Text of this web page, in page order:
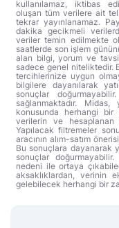
kullanılamaz, iktibas
oluşan tüm verilere ait
tekrar yayınlanamaz.
dakika gecikmeli
veriler temin edilmekte
saatlerde son işlem
alan bilgi, yorum ve
sadece genel niteliktedir.
tercihlerinize uygun
bilgilere dayanılarak
sonuçlar
sağlanmaktadır.
konusunda herhangi bir
verilerin ve hesaplanan
Yapılacak filtremeler
aracının alım-satım
Bu sonuçlara dayanarak
sonuçlar
nedeni ile ortaya
aksaklıklardan, verinin
gelebilecek herhangi bir